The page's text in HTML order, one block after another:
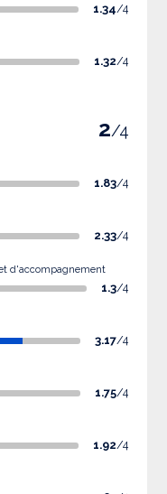
1.34/4
1.32/4
2/4
1.83/4
2.33/4
d'accompagnement
1.3/4
3.17/4
1.75/4
1.92/4